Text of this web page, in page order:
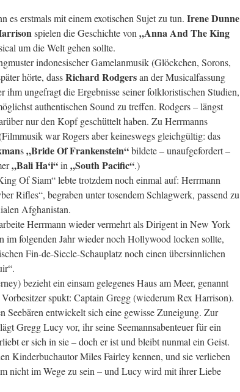
es erstmals mit einem exotischen Sujet zu tun. Irene Dunne
spielen die Geschichte von „Anna And The King
um die Welt gehen sollte.
indonesischer Gamelanmusik (Glöckchen, Sorons,
hörte, dassRichard Rodgersan der Musicalfassung
ihm ungefragt die Ergebnisse seiner folkloristischen Studien,
authentischen Sound zu treffen. Rodgers – längst
nur den Kopf geschüttelt haben. Zu Herrmanns
war Rogers aber keineswegs gleichgültig: das
s„Bride Of Frankenstein“bildete – unaufgefordert –
„Bali Ha‘i“in „South Pacific“.)
Of Siam“ lebte trotzdem noch einmal auf: Herrmann
Rifles“, begraben unter tosendem Schlagwerk, passend zu
Afghanistan.
Herrmann wieder vermehrt als Dirigent in New York
im folgenden Jahr wieder noch Hollywood locken sollte,
Fin-de-Siecle-Schauplatz noch einen übersinnlichen
bezieht ein einsam gelegenes Haus am Meer, genannt
spukt: Captain Gregg (wiederum Rex Harrison).
Seebären entwickelt sich eine gewisse Zuneigung. Zur
Gregg Lucy vor, ihr seine Seemannsabenteuer für ein
er sich in sie – doch er ist und bleibt nunmal ein Geist.
Kinderbuchautor Miles Fairley kennen, und sie verlieben
nicht im Wege zu sein – und Lucy wird mit ihrer Liebe